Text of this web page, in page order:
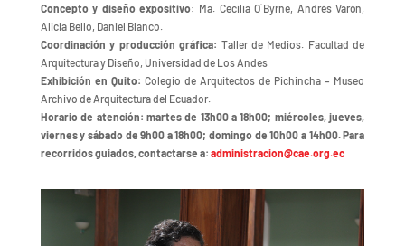
Concepto y diseño expositivo: Ma. Cecilia O`Byrne, Andrés Varón,
Alicia Bello, Daniel Blanco.
Coordinación y producción gráfica: Taller de Medios. Facultad de
Arquitectura y Diseño, Universidad de Los Andes
Exhibición en Quito: Colegio de Arquitectos de Pichincha – Museo
Archivo de Arquitectura del Ecuador.
Horario de atención: martes de 13h00 a 18h00; miércoles, jueves,
viernes y sábado de 9h00 a 18h00; domingo de 10h00 a 14h00. Para
recorridos guiados, contactarse a: administracion@cae.org.ec